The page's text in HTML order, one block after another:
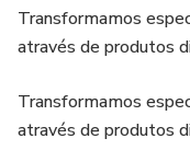
Você recebe acesso
equipamentos caros,
Transformamos
através de produtos
Transformamos
através de produtos